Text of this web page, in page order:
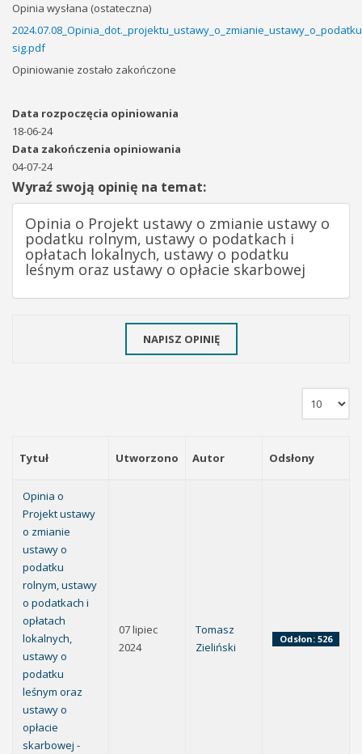
Opinia wysłana (ostateczna)
sig.pdf
Opiniowanie zostało zakończone
Data rozpoczęcia opiniowania
18-06-24
Data zakończenia opiniowania
04-07-24
Wyraź swoją opinię na temat:
Opinia o Projekt ustawy o zmianie ustawy o
podatku rolnym, ustawy o podatkach i
opłatach lokalnych, ustawy o podatku
leśnym oraz ustawy o opłacie skarbowej
NAPISZ OPINIĘ
Tytuł Utworzono Autor Odsłony
Opinia o
Projekt ustawy
o zmianie
ustawy o
podatku
rolnym, ustawy
o podatkach i
opłatach
lokalnych,
ustawy o
podatku
leśnym oraz
ustawy o
opłacie
skarbowej -
07 lipiec
2024
Tomasz
Zieliński
Odsłon: 526